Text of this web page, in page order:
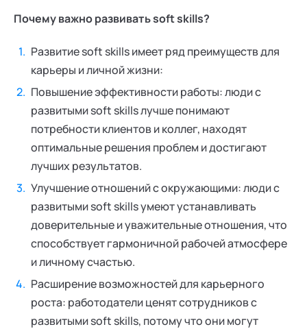
Почему важно развивать soft skills?
Развитие soft skills имеет ряд преимуществ для
карьеры и личной жизни:
Повышение эффективности работы: люди с
развитыми soft skills лучше понимают
потребности клиентов и коллег, находят
оптимальные решения проблем и достигают
лучших результатов.
Улучшение отношений с окружающими: люди с
развитыми soft skills умеют устанавливать
доверительные и уважительные отношения, что
способствует гармоничной рабочей атмосфере
и личному счастью.
Расширение возможностей для карьерного
роста: работодатели ценят сотрудников с
развитыми soft skills, потому что они могут